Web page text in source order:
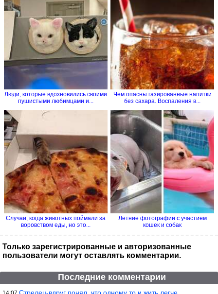
Люди, которые вдохновились своими
пушистыми любимцами и...
Чем опасны газированные напитки
без сахара. Воспаления в...
Случаи, когда животных поймали за
воровством еды, но это...
Летние фотографии с участием
кошек и собак
Только зарегистрированные и авторизованные
пользователи могут оставлять комментарии.
Последние комментарии
Стрелец-вдруг понял, что одному то и жить легче.